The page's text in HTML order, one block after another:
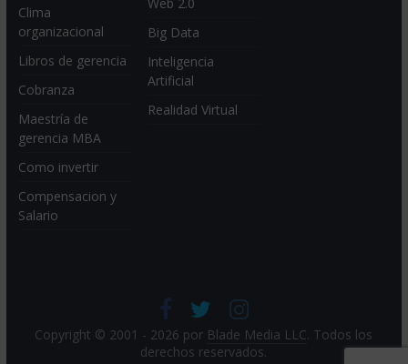
Clima
organizacional
Libros de gerencia
Cobranza
Maestría de
gerencia MBA
Como invertir
Compensacion y
Salario
Big Data
Inteligencia
Artificial
Realidad Virtual
Copyright © 2001 - 2026 por Blade Media LLC. Todos los
derechos reservados.